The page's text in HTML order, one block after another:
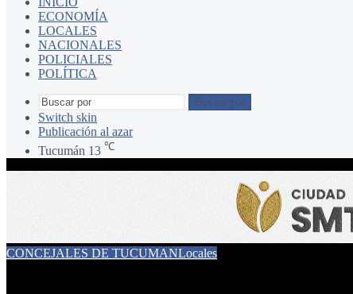
ECONOMÍA
LOCALES
NACIONALES
POLICIALES
POLÍTICA
Buscar por
Switch skin
Publicación al azar
Tucumán 13 ℃
CONCEJALES DE TUCUMANLocales